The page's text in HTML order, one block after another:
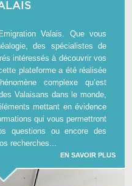
Valais. Que vous
des spécialistes de
intéressés à découvrir vos
plateforme a été réalisée
complexe qu’est
Valaisans dans le monde,
mettant en évidence
qui vous permettront
questions ou encore des
recherches...
EN SAVOIR PLUS